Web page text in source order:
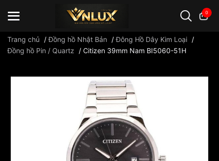
0
Trang chủ /Đồng hồ Nhật Bản /Đông Hồ Dây Kim Loại /
Đồng hồ Pin / Quartz
/ Citizen 39mm Nam BI5060-51H